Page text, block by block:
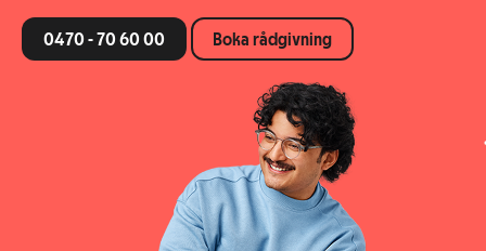
0470 - 70 60 00 Boka rådgivning